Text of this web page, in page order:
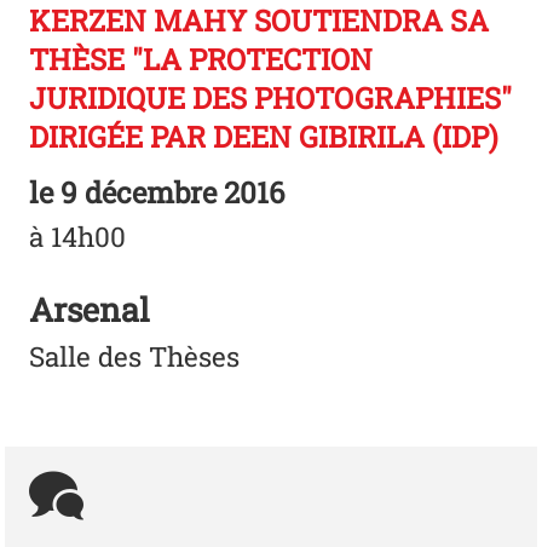
KERZEN MAHY SOUTIENDRA SA
THÈSE "LA PROTECTION
JURIDIQUE DES PHOTOGRAPHIES"
DIRIGÉE PAR DEEN GIBIRILA (IDP)
le9 décembre 2016
à 14h00
Arsenal
Salle des Thèses